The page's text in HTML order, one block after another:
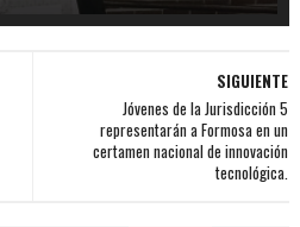
SIGUIENTE
Jóvenes de la Jurisdicción 5
representarán a Formosa en un
certamen nacional de innovación
tecnológica.